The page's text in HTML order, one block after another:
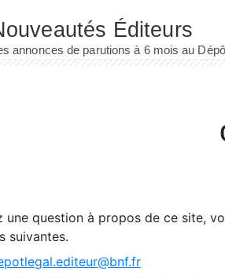
une question à propos de ce site,
suivantes.